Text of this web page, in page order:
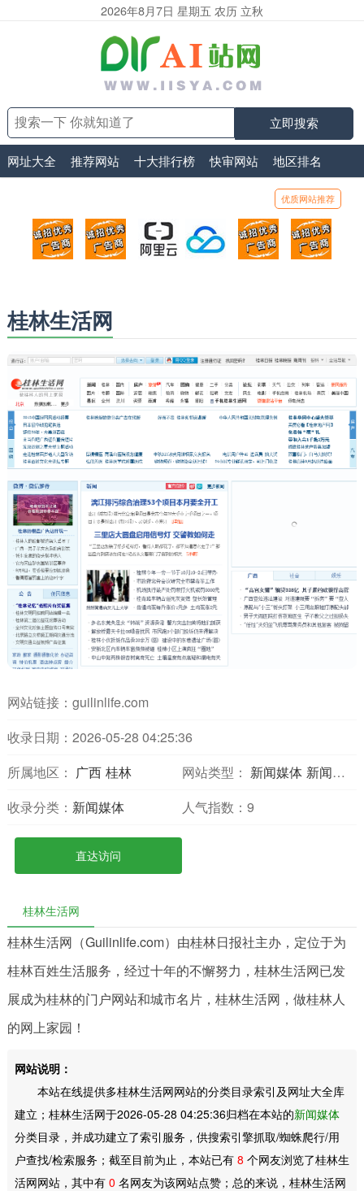
2026年8月7日 星期五 农历 立秋
立即搜索
网址大全 推荐网站 十大排行榜 快审网站 地区排名
优质网站推荐
顶部广告位1
广告位招商_广告位待售
顶部广告位2
广告位招商_广告位待售
阿里云
打折活动、99元/年
腾讯云
优惠打折，99元/年
顶部广告位5
广告位招商_
桂林生活网
网站链接： guilinlife.com
收录日期：2026-05-28 04:25:36
所属地区： 广西 桂林 网站类型： 新闻媒体 新闻报刊
收录分类： 新闻媒体 人气指数： 9
直达访问
桂林生活网
桂林生活网（Guilinlife.com）由桂林日报社主办，定位于为
桂林百姓生活服务，经过十年的不懈努力，桂林生活网已发
展成为桂林的门户网站和城市名片，桂林生活网，做桂林人
的网上家园！
网站说明：
本站在线提供多桂林生活网网站的分类目录索引及网址大全库
建立；桂林生活网于2026-05-28 04:25:36归档在本站的新闻媒体
分类目录，并成功建立了索引服务，供搜索引擎抓取/蜘蛛爬行/用
户查找/检索服务；截至目前为止，本站已有 8 个网友浏览了桂林生
活网网站，其中有 0 名网友为该网站点赞；总的来说，桂林生活网